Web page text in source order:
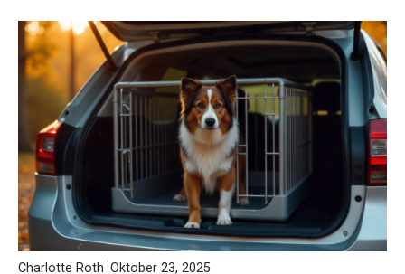
Charlotte Roth Oktober 23, 2025